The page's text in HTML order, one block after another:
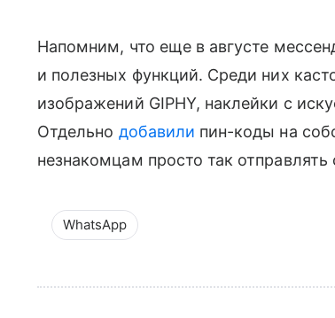
Напомним, что еще в августе
и полезных функций. Среди них
изображений GIPHY, наклейки с
Отдельно добавили пин-коды на
незнакомцам просто так
WhatsApp